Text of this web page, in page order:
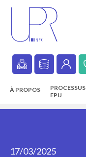
content
Secondary
navigation
Main
À PROPOS
PROCESSUS
EPU
17/03/2025